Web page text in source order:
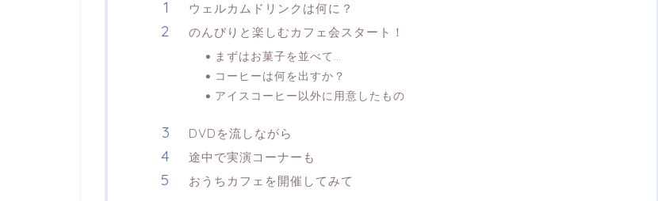
ウェルカムドリンクは何に？
のんびりと楽しむカフェ会スタート！
まずはお菓子を並べて…
コーヒーは何を出すか？
アイスコーヒー以外に用意したもの
DVDを流しながら
途中で実演コーナーも
おうちカフェを開催してみて